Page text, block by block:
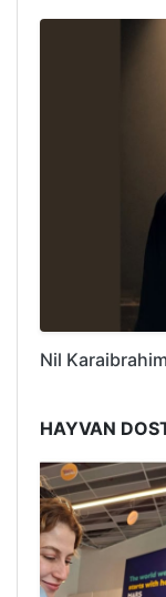
Nil
HAYVAN